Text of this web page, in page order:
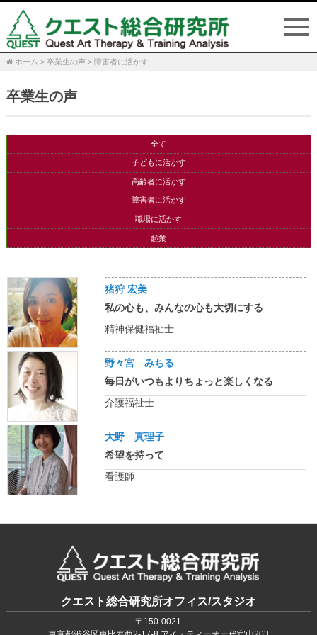
ホーム > 卒業生の声> 障害者に活かす
卒業生の声
全て
子どもに活かす
高齢者に活かす
障害者に活かす
職場に活かす
起業
猪狩 宏美
私の心も、みんなの心も大切にする
精神保健福祉士
野々宮 みちる
毎日がいつもよりちょっと楽しくなる
介護福祉士
大野 真理子
希望を持って
看護師
クエスト総合研究所オフィス/スタジオ
〒150‐0021